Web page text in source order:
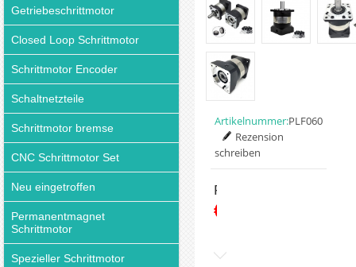
Getriebeschrittmotor
Closed Loop Schrittmotor
Schrittmotor Encoder
Schaltnetzteile
Schrittmotor bremse
CNC Schrittmotor Set
Neu eingetroffen
Permanentmagnet
Schrittmotor
Spezieller Schrittmotor
Artikelnummer:PLF060
Rezension
schreiben
Preis:
€85.99